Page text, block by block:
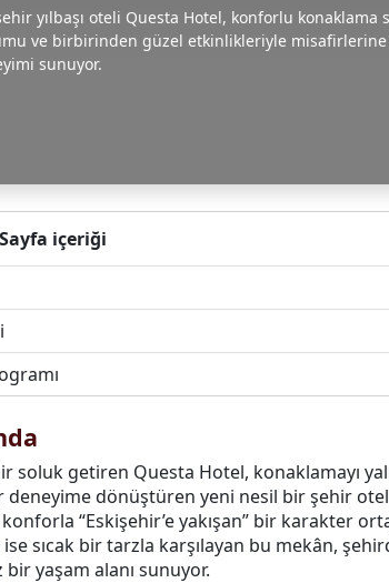
yılbaşı oteli Questa Hotel, konforlu konaklama
ve birbirinden güzel etkinlikleriyle
sunuyor.
Sayfa içeriği
soluk getiren Questa Hotel, konaklamayı
dönüştüren yeni nesil bir şehir
“Eskişehir’e yakışan” bir karakter
sıcak bir tarzla karşılayan bu mekân,
yaşam alanı sunuyor.